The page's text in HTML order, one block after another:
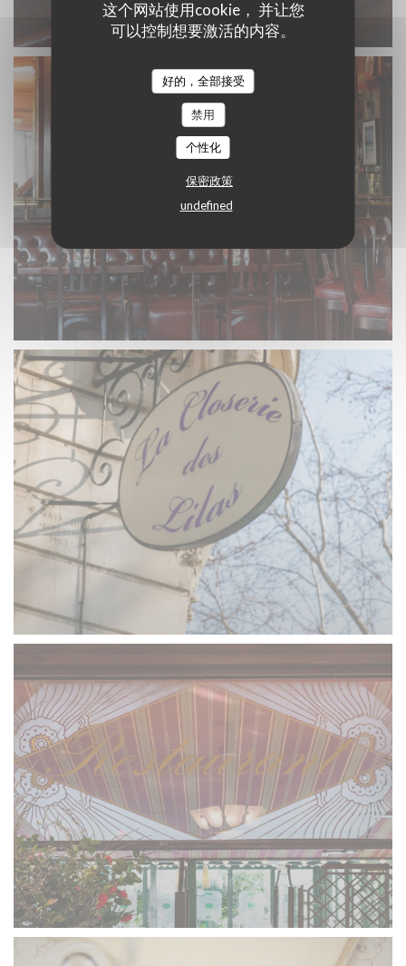
这个网站使用cookie， 并让您
可以控制想要激活的内容。
好的，全部接受
禁用
个性化
保密政策
undefined